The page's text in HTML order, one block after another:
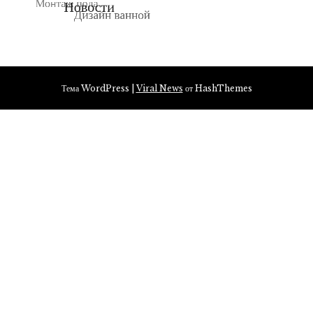
Тема WordPress |Viral News от HashThemes